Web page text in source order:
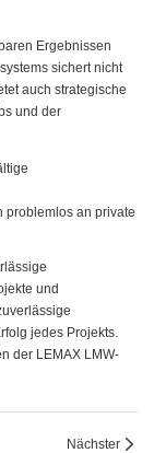
Ergebnissen
sichert nicht
auch strategische
und der
problemlos an private
und
jedes Projekts.
Nächster